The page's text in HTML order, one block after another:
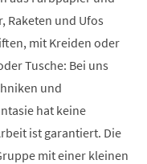
Raketen und Ufos
mit Kreiden oder
Tusche: Bei uns
und
hat keine
ist garantiert. Die
mit einer kleinen